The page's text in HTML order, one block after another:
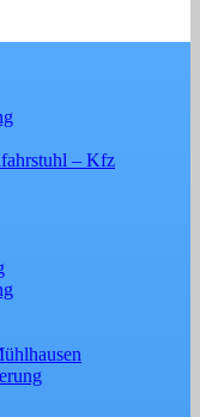
– Kfz